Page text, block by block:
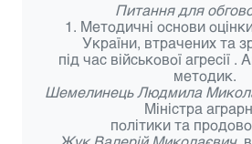
Питання для
1. Методичні основи
України, втрачених та
під час військової агресії .
методик.
Шемелинець Людмила
Міністра
політики та